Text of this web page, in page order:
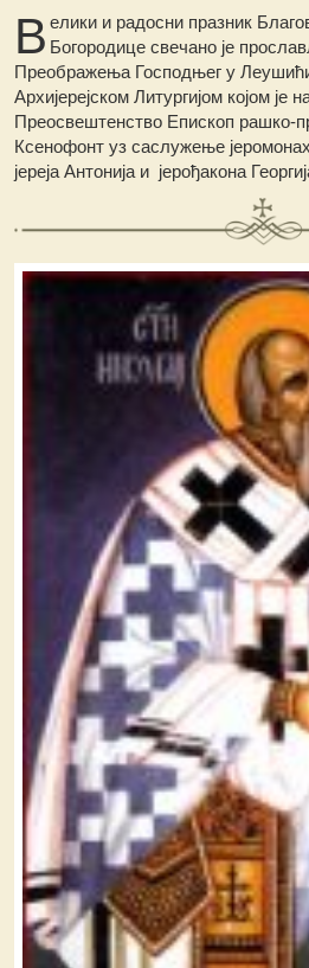
В елики и радосни празник
Богородице свечано је
Преображења Господњег у
Архијерејском Литургијом којом је
Преосвештенство Епископ рашко-
Ксенофонт уз саслужење
јереја Антонија и јерођакона